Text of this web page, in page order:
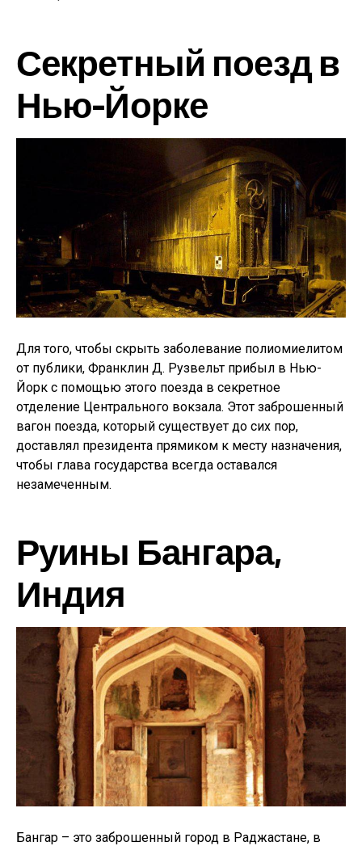
Секретный поезд в
Нью-Йорке
Для того, чтобы скрыть заболевание полиомиелитом
от публики, Франклин Д. Рузвельт прибыл в Нью-
Йорк с помощью этого поезда в секретное
отделение Центрального вокзала. Этот заброшенный
вагон поезда, который существует до сих пор,
доставлял президента прямиком к месту назначения,
чтобы глава государства всегда оставался
незамеченным.
Руины Бангара,
Индия
Бангар – это заброшенный город в Раджастане, в